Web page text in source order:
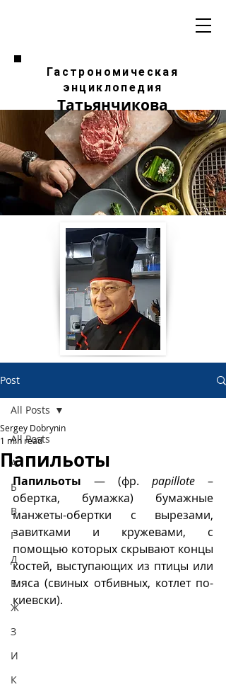
Гастрономическая
энциклопедия
Татьянчикова
Post
All Posts
А
Б
В
Г
Д
Е
Ж
З
И
К
All Posts
Папильоты
Sergey Dobrynin
1 min read
Папильоты — (фр. papillote –
обертка, бумажка) бумажные
манжеты-обертки с выре­зами,
завитками и кружевами, с
помощью которых скрывают концы
костей, выступающих из птицы или
мяса (свиных отбивных, котлет по-
киевски).